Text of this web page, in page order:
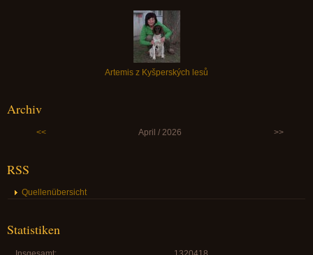
Artemis z Kyšperských lesů
Archiv
<< April / 2026 >>
RSS
Quellenübersicht
Statistiken